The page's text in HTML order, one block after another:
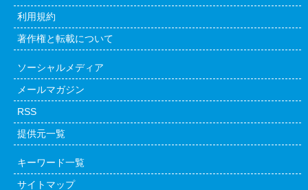
利用規約
著作権と転載について
ソーシャルメディア
メールマガジン
RSS
提供元一覧
キーワード一覧
サイトマップ